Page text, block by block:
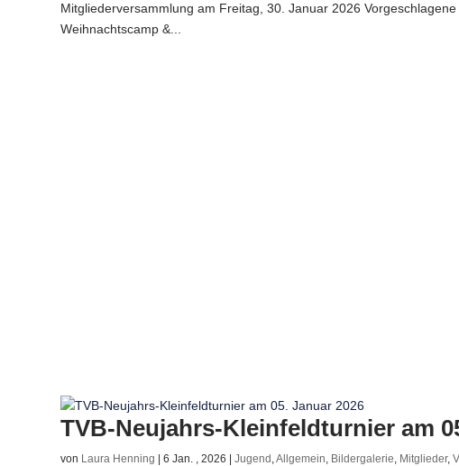
Mitgliederversammlung am Freitag, 30. Januar 2026
Weihnachtscamp &...
TVB-Neujahrs-Kleinfeldturnier am
von Laura Henning |6 Jan. , 2026 |Jugend ,Allgemein, Bildergalerie, Mitglieder,